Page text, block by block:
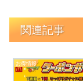
関連記事
お得情報